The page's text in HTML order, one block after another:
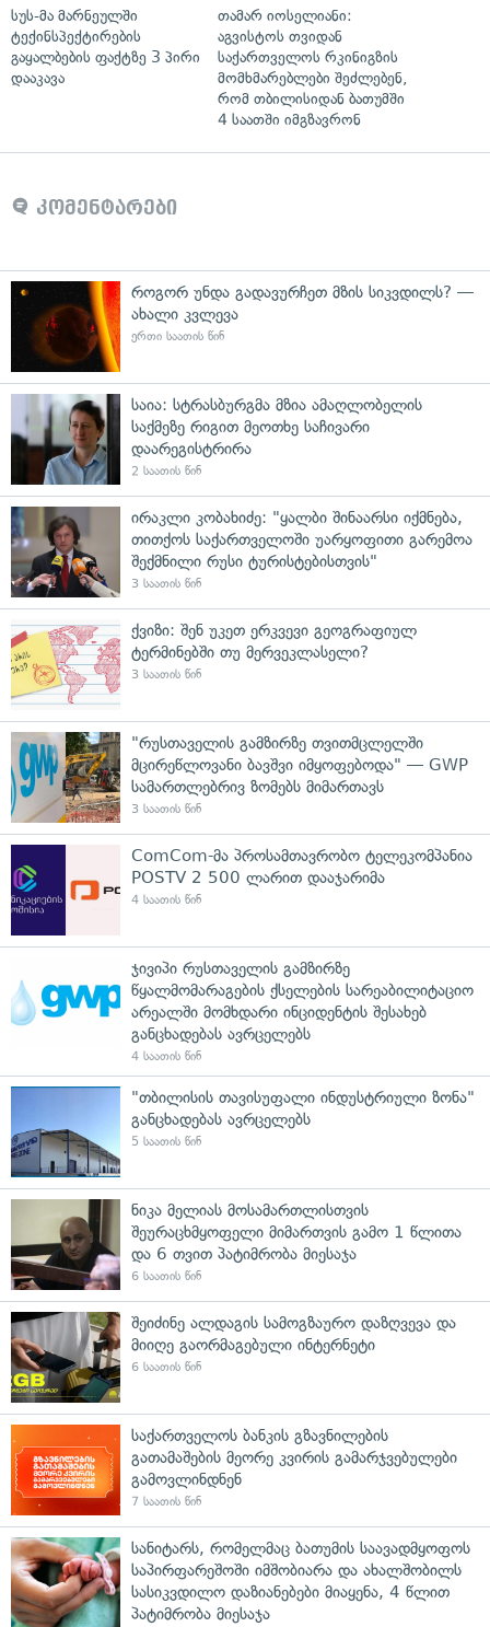
სუს-მა მარნეულში
ტექინსპექტირების
გაყალბების ფაქტზე 3 პირი
დააკავა
თამარ იოსელიანი:
აგვისტოს თვიდან
საქართველოს რკინიგზის
მომხმარებლები შეძლებენ,
რომ თბილისიდან ბათუმში
4 საათში იმგზავრონ
კომენტარები
როგორ უნდა გადავურჩეთ მზის სიკვდილს? —
ახალი კვლევა
ერთი საათის წინ
საია: სტრასბურგმა მზია ამაღლობელის
საქმეზე რიგით მეოთხე საჩივარი
დაარეგისტრირა
2 საათის წინ
ირაკლი კობახიძე: "ყალბი შინაარსი იქმნება,
თითქოს საქართველოში უარყოფითი გარემოა
შექმნილი რუსი ტურისტებისთვის"
3 საათის წინ
ქვიზი: შენ უკეთ ერკვევი გეოგრაფიულ
ტერმინებში თუ მერვეკლასელი?
3 საათის წინ
"რუსთაველის გამზირზე თვითმცლელში
მცირეწლოვანი ბავშვი იმყოფებოდა" — GWP
სამართლებრივ ზომებს მიმართავს
3 საათის წინ
ComCom-მა პროსამთავრობო ტელეკომპანია
POSTV 2 500 ლარით დააჯარიმა
4 საათის წინ
ჯივიპი რუსთაველის გამზირზე
წყალმომარაგების ქსელების სარეაბილიტაციო
არეალში მომხდარი ინციდენტის შესახებ
განცხადებას ავრცელებს
4 საათის წინ
"თბილისის თავისუფალი ინდუსტრიული ზონა"
განცხადებას ავრცელებს
5 საათის წინ
ნიკა მელიას მოსამართლისთვის
შეურაცხმყოფელი მიმართვის გამო 1 წლითა
და 6 თვით პატიმრობა მიესაჯა
6 საათის წინ
შეიძინე ალდაგის სამოგზაურო დაზღვევა და
მიიღე გაორმაგებული ინტერნეტი
6 საათის წინ
საქართველოს ბანკის გზავნილების
გათამაშების მეორე კვირის გამარჯვებულები
გამოვლინდნენ
7 საათის წინ
სანიტარს, რომელმაც ბათუმის საავადმყოფოს
საპირფარეშოში იმშობიარა და ახალშობილს
სასიკვდილო დაზიანებები მიაყენა, 4 წლით
პატიმრობა მიესაჯა